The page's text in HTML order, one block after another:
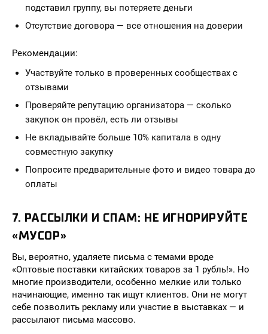
подставил группу, вы потеряете деньги
Отсутствие договора — все отношения на доверии
Рекомендации:
Участвуйте только в проверенных сообществах с
отзывами
Проверяйте репутацию организатора — сколько
закупок он провёл, есть ли отзывы
Не вкладывайте больше 10% капитала в одну
совместную закупку
Попросите предварительные фото и видео товара до
оплаты
7. РАССЫЛКИ И СПАМ: НЕ ИГНОРИРУЙТЕ
«МУСОР»
Вы, вероятно, удаляете письма с темами вроде
«Оптовые поставки китайских товаров за 1 рубль!». Но
многие производители, особенно мелкие или только
начинающие, именно так ищут клиентов. Они не могут
себе позволить рекламу или участие в выставках — и
рассылают письма массово.